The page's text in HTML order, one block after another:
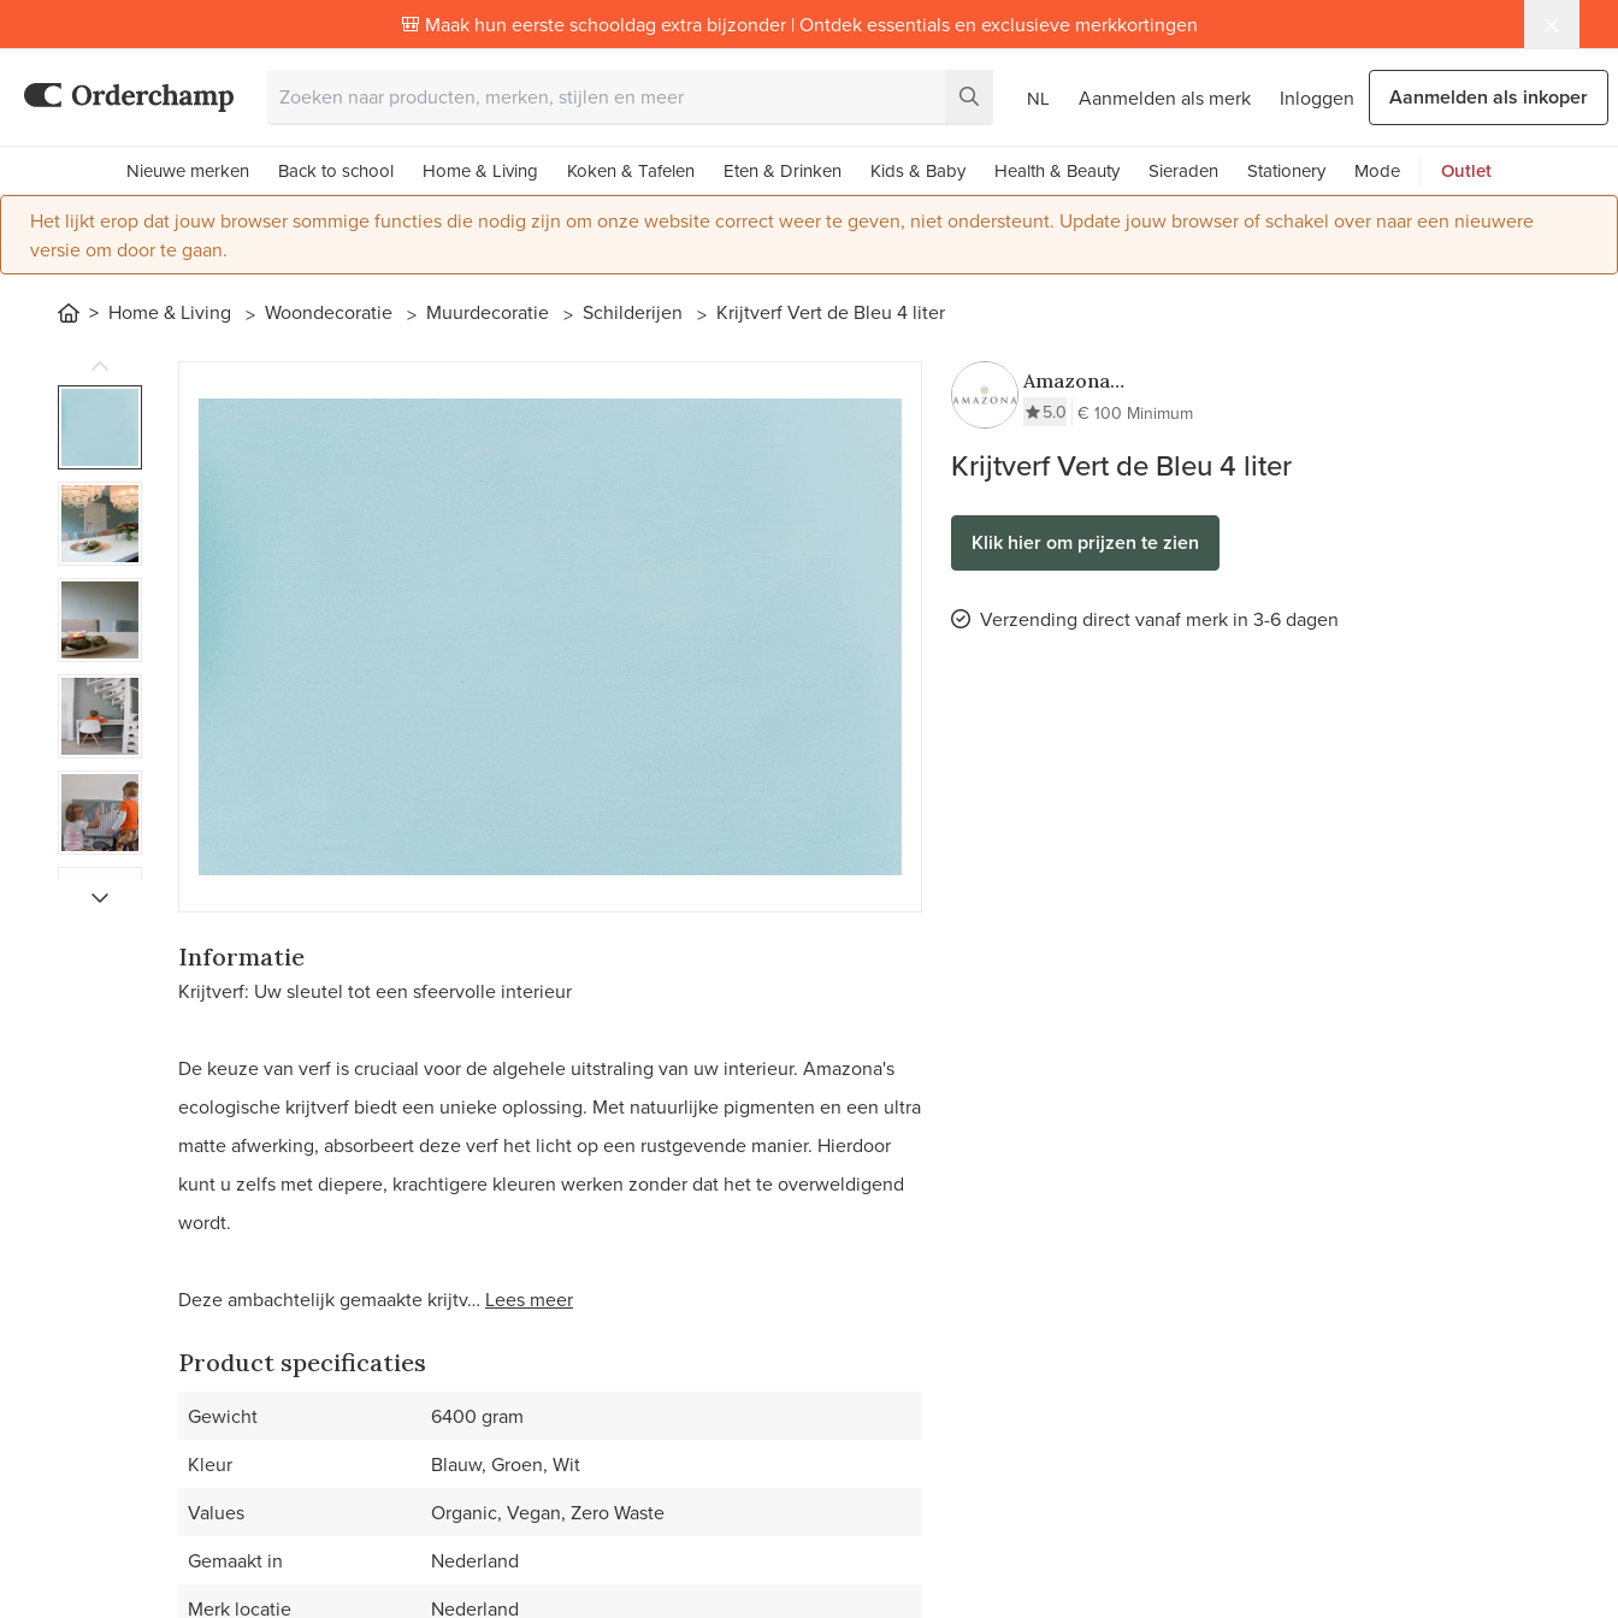
🎒 Maak hun eerste schooldag extra bijzonder | Ontdek essentials en exclusieve merkkortingen
NL Aanmelden als merk Inloggen Aanmelden als inkoper
Nieuwe merken Back to school Home & Living Koken & Tafelen Eten & Drinken Kids & Baby Health & Beauty Sieraden Stationery Mode Outlet
Het lijkt erop dat jouw browser sommige functies die nodig zijn om onze website correct weer te geven, niet ondersteunt. Update jouw browser of schakel over naar een nieuwere
versie om door te gaan.
Home & Living Woondecoratie Muurdecoratie Schilderijen Krijtverf Vert de Bleu 4 liter
Amazona
Krijtverf & Wax
5.0 € 100 Minimum
Krijtverf Vert de Bleu 4 liter
Klik hier om prijzen te zien
Verzending direct vanaf merk in 3-6 dagen
Informatie
Krijtverf: Uw sleutel tot een sfeervolle interieur
De keuze van verf is cruciaal voor de algehele uitstraling van uw interieur. Amazona's
ecologische krijtverf biedt een unieke oplossing. Met natuurlijke pigmenten en een ultra
matte afwerking, absorbeert deze verf het licht op een rustgevende manier. Hierdoor
kunt u zelfs met diepere, krachtigere kleuren werken zonder dat het te overweldigend
wordt.
Deze ambachtelijk gemaakte krijtv… Lees meer
Product specificaties
Gewicht
6400 gram
Kleur
Blauw, Groen, Wit
Values
Organic, Vegan, Zero Waste
Gemaakt in
Nederland
Merk locatie
Nederland